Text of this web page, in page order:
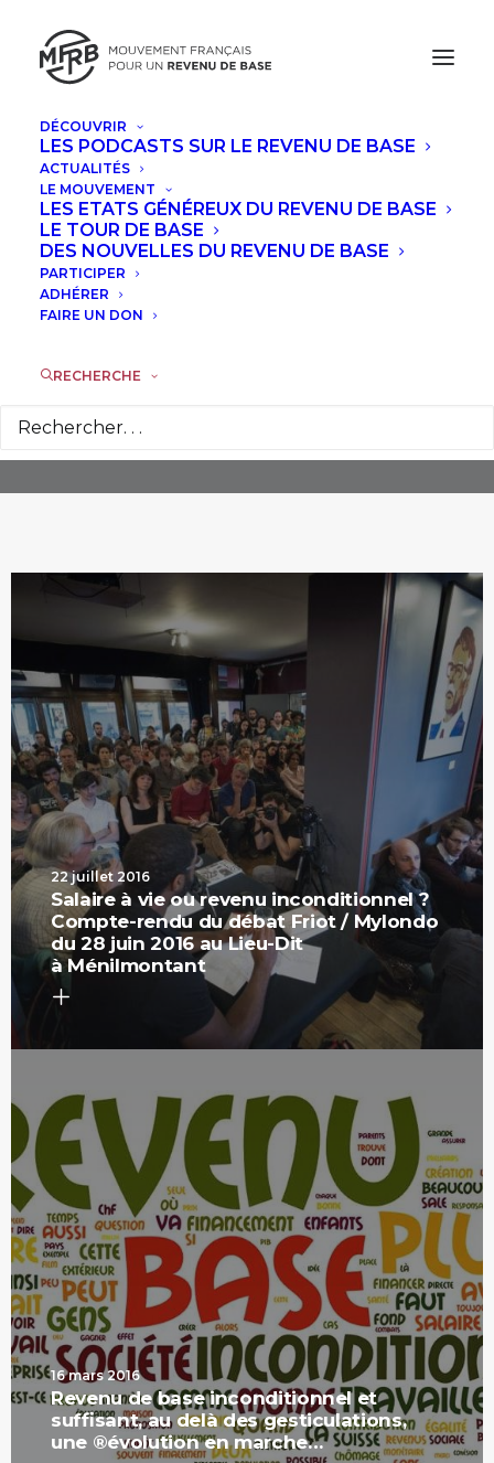
DÉCOUVRIR
LES PODCASTS SUR LE REVENU DE BASE
ACTUALITÉS
LE MOUVEMENT
LES ETATS GÉNÉREUX DU REVENU DE BASE
LE TOUR DE BASE
DES NOUVELLES DU REVENU DE BASE
PARTICIPER
ADHÉRER
FAIRE UN DON
RECHERCHE
22 juillet 2016
Salaire à vie ou revenu inconditionnel ?
Compte-rendu du débat Friot / Mylondo
du 28 juin 2016 au Lieu-Dit
à Ménilmontant
16 mars 2016
Revenu de base inconditionnel et
suffisant, au delà des gesticulations,
une ®évolution en marche…